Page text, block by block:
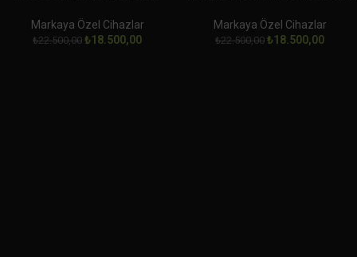
Markaya Özel Cihazlar
₺22.500,00 ₺18.500,00
Markaya Özel Cihazlar
₺22.500,00 ₺18.500,00